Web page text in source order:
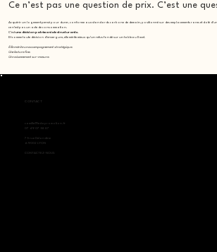
Ce n’est pas une question de prix. C’est une
Acquérir un logement pensé pour durer, conforme aux standards carbone de demain, positionné sur des emplacements rares et doté
ce n’est pas un acte de consommation.
C’est une décision patrimoniale structurante.
Et comme toute décision d’envergure, elle mérite mieux qu’un refus fondé sur un tableau Excel.
Elle mérite un accompagnement stratégique.
Une lecture fine.
Un raisonnement sur-mesure.
CONTACT
camille@ledapromotion.fr
07 49 07 58 87
75 rue Delandine
69002 LYON
CONTACTEZ-NOUS